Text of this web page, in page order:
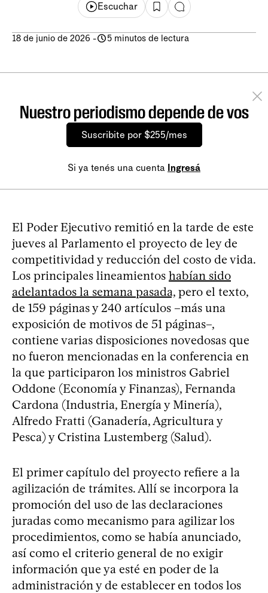
Escuchar
18 de junio de 2026 - 5 minutos de lectura
Nuestro periodismo depende de vos
Suscribite por $255/mes
Si ya tenés una cuenta Ingresá
El Poder Ejecutivo remitió en la tarde de este
jueves al Parlamento el proyecto de ley de
competitividad y reducción del costo de vida.
Los principales lineamientos habían sido
adelantados la semana pasada, pero el texto,
de 159 páginas y 240 artículos –más una
exposición de motivos de 51 páginas–,
contiene varias disposiciones novedosas que
no fueron mencionadas en la conferencia en
la que participaron los ministros Gabriel
Oddone (Economía y Finanzas), Fernanda
Cardona (Industria, Energía y Minería),
Alfredo Fratti (Ganadería, Agricultura y
Pesca) y Cristina Lustemberg (Salud).
El primer capítulo del proyecto refiere a la
agilización de trámites. Allí se incorpora la
promoción del uso de las declaraciones
juradas como mecanismo para agilizar los
procedimientos, como se había anunciado,
así como el criterio general de no exigir
información que ya esté en poder de la
administración y de establecer en todos los